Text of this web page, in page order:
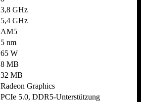
3,8 GHz
5,4 GHz
AM5
5 nm
65 W
8 MB
32 MB
Radeon Graphics
PCIe 5.0, DDR5-Unterstützung